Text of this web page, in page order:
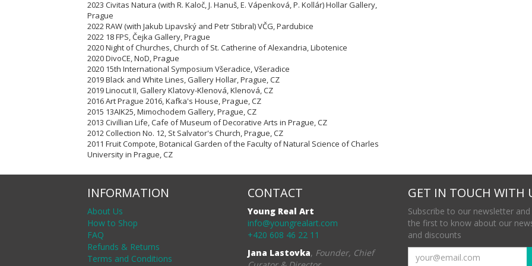
2023 Civitas Natura (with R. Kaloč, J. Hanuš, E. Vápenková, P. Kollár) Hollar Gallery,
Prague
2022 RAW (with Jakub Lipavský and Petr Stibral) VČG, Pardubice
2022 18 FPS, Čejka Gallery, Prague
2020 Night of Churches, Church of St. Catherine of Alexandria, Libotenice
2020 DivoCE, NoD, Prague
2020 15th International Symposium Všeradice, Všeradice
2019 Black and White Lines, Gallery Hollar, Prague,CZ
2019 Linocut II, Gallery Klatovy-Klenová, Klenová,CZ
2016 Art Prague 2016, Kafka's House, Prague, CZ
2015 13AIK25, Mimochodem Gallery, Prague, CZ
2013 Civillian Life, Cafe of Museum of Decorative Arts in Prague, CZ
2012 Collection No. 12, St Salvator's Church, Prague, CZ
2011 Fruit Compote, Botanical Garden of the Faculty of Natural Science of Charles
University in Prague, CZ
INFORMATION
About Us
How to Shop
FAQ
Refunds & Returns
Terms and Conditions
CONTACT
Young Real Art
info@youngrealart.com
+420 608 46 22 11
Jana Lastovka, Founder, Chief
GET IN TOUCH WITH
Subscribe to our newsletter and
the first to know about our
and discounts